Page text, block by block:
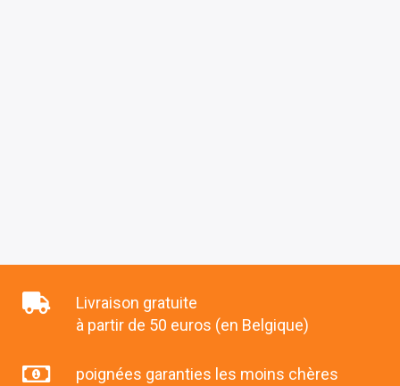
Livraison gratuite
à partir de 50 euros (en Belgique)
poignées garanties les moins chères